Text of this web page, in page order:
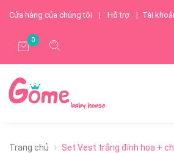
Cửa hàng của chúng tôi | Hỗ trợ | Tài
0
Trang chủ Set Vest trắng đính hoa +